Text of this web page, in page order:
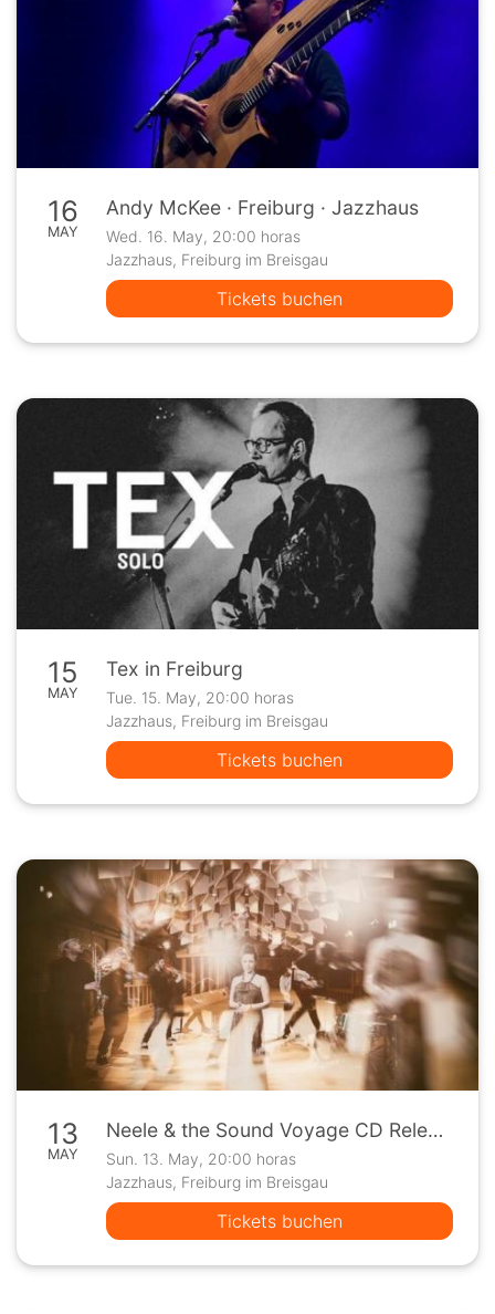
16
MAY
Andy McKee · Freiburg · Jazzhaus
Wed. 16. May, 20:00 horas
Jazzhaus, Freiburg im Breisgau
Tickets buchen
15
MAY
Tex in Freiburg
Tue. 15. May, 20:00 horas
Jazzhaus, Freiburg im Breisgau
Tickets buchen
13
MAY
Neele & the Sound Voyage CD Release Konzert
Sun. 13. May, 20:00 horas
Jazzhaus, Freiburg im Breisgau
Tickets buchen